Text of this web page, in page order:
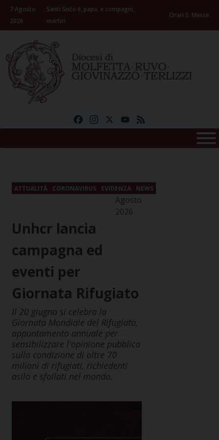
Skip
content
7 Agosto
2026
Santi Sisto II, papa, e compagni,
martiri
Orari S. Messe
FacebookInstagramYouTube
ATTUALITÀ CORONAVIRUS EVIDENZA NEWS
7
Agosto
2026
Unhcr lancia
campagna ed
eventi per
Giornata Rifugiato
Il 20 giugno si celebra la
Giornata Mondiale del Rifugiato,
appuntamento annuale per
sensibilizzare l'opinione pubblica
sulla condizione di oltre 70
milioni di rifugiati, richiedenti
asilo e sfollati nel mondo.